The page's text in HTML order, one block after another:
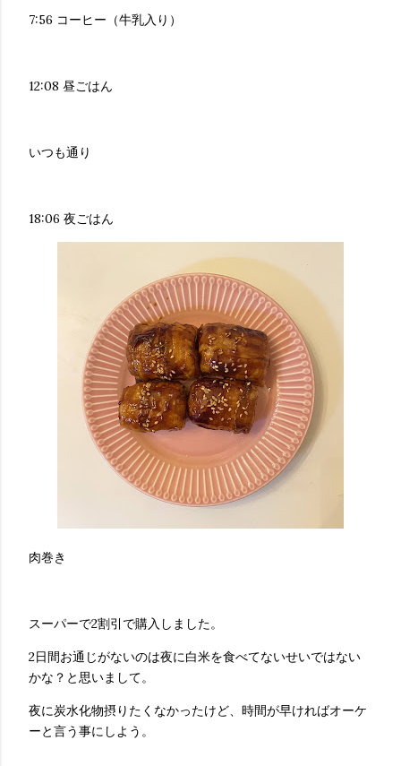
7:56 コーヒー（牛乳入り）
12:08 昼ごはん
いつも通り
18:06 夜ごはん
肉巻き
スーパーで2割引で購入しました。
2日間お通じがないのは夜に白米を食べてないせいではない
かな？と思いまして。
夜に炭水化物摂りたくなかったけど、時間が早ければオーケ
ーと言う事にしよう。